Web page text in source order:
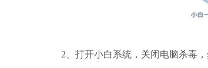
2、打开小白系统，关闭电脑杀毒，